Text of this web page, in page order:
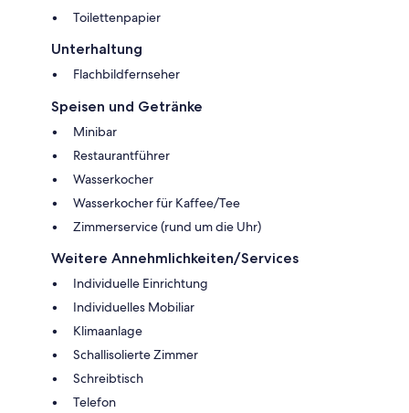
Toilettenpapier
Unterhaltung
Flachbildfernseher
Speisen und Getränke
Minibar
Restaurantführer
Wasserkocher
Wasserkocher für Kaffee/Tee
Zimmerservice (rund um die Uhr)
Weitere Annehmlichkeiten/Services
Individuelle Einrichtung
Individuelles Mobiliar
Klimaanlage
Schallisolierte Zimmer
Schreibtisch
Telefon